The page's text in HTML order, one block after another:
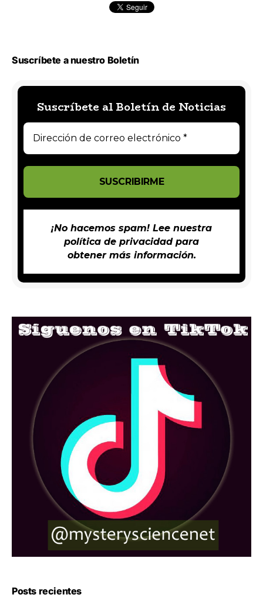
Suscríbete a nuestro Boletín
Suscríbete al Boletín de Noticias
¡No hacemos spam! Lee nuestra
política de privacidadpara
obtener más información.
Posts recientes